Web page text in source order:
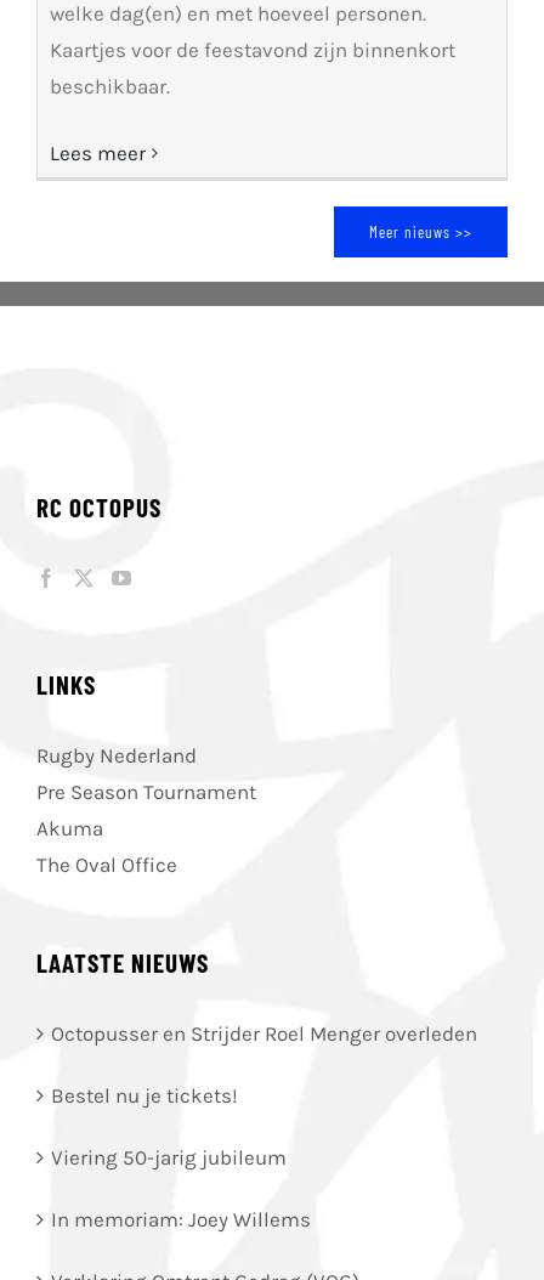
welke dag(en) en met hoeveel personen.
Kaartjes voor de feestavond zijn binnenkort
beschikbaar.
Lees meer
Meer nieuws >>
RC OCTOPUS
LINKS
Rugby Nederland
Pre Season Tournament
Akuma
The Oval Office
LAATSTE NIEUWS
Octopusser en Strijder Roel Menger overleden
Bestel nu je tickets!
Viering 50-jarig jubileum
In memoriam: Joey Willems